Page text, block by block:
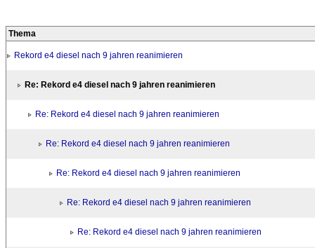
Thema
Rekord e4 diesel nach 9 jahren reanimieren
Re: Rekord e4 diesel nach 9 jahren reanimieren
Re: Rekord e4 diesel nach 9 jahren reanimieren
Re: Rekord e4 diesel nach 9 jahren reanimieren
Re: Rekord e4 diesel nach 9 jahren reanimieren
Re: Rekord e4 diesel nach 9 jahren reanimieren
Re: Rekord e4 diesel nach 9 jahren reanimieren